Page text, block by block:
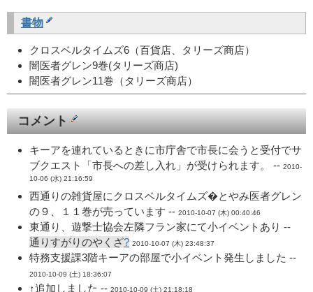
書物
クロスベルタイムズ6（百貨店、タリーズ商店）
闇医者グレン9巻(タリーズ商店)
闇医者グレン11巻（タリーズ商店）
コメント
キーアを連れているときに市庁舎で市長に会うと受付でサ
ブクエスト「市長への差し入れ」が受けられます。 -- 2010-
10-06 (水) 21:16:59
西通りの雑貨屋にクロスベルタイムズ�とやみ医者グレン
の９、１１巻が売っています -- 2010-10-07 (木) 00:40:46
東通り、遊撃士協会左隣フラン家にて小イベントあり --
通りすがりのやくざ? 2010-10-07 (木) 23:48:37
特務支援課3階キーアの部屋で小イベント発生しました --
2010-10-09 (土) 18:36:07
↑追加しました -- 2010-10-09 (土) 21:18:18